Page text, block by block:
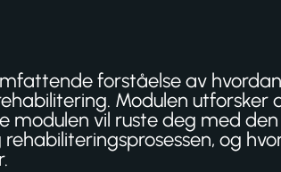
forståelse av
Modulen
modulen vil ruste deg med
rehabiliteringsprosessen, og